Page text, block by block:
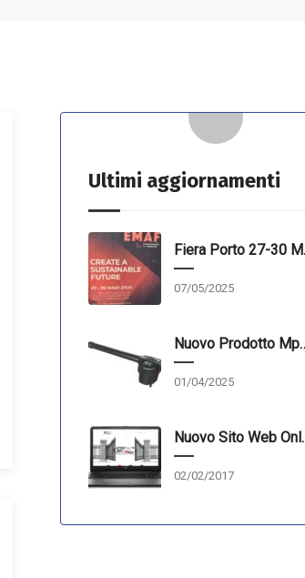
Ultimi aggiornamenti
Fiera Porto 27-30 Maggio 2025
07/05/2025
Nuovo Prodotto Mpc Automazioni
01/04/2025
Nuovo Sito Web Online!
02/02/2017